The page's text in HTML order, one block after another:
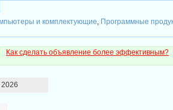
и комплектующие Программные
Как сделать объявление более эффективным?